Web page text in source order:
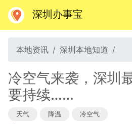
深圳办事宝
本地资讯 深圳本地知道
冷空气来袭，深圳
要持续……
天气 降温 冷空气